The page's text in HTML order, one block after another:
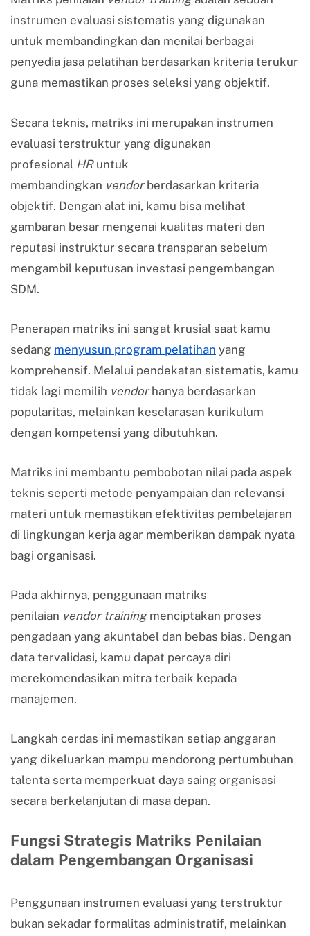
instrumen evaluasi sistematis yang digunakan
untuk membandingkan dan menilai berbagai
penyedia jasa pelatihan berdasarkan kriteria terukur
guna memastikan proses seleksi yang objektif.
Secara teknis, matriks ini merupakan instrumen
evaluasi terstruktur yang digunakan
profesional HRuntuk
membandingkan vendorberdasarkan kriteria
objektif. Dengan alat ini, kamu bisa melihat
gambaran besar mengenai kualitas materi dan
reputasi instruktur secara transparan sebelum
mengambil keputusan investasi pengembangan
SDM.
Penerapan matriks ini sangat krusial saat kamu
sedang menyusun program pelatihan yang
komprehensif. Melalui pendekatan sistematis, kamu
tidak lagi memilih vendorhanya berdasarkan
popularitas, melainkan keselarasan kurikulum
dengan kompetensi yang dibutuhkan.
Matriks ini membantu pembobotan nilai pada aspek
teknis seperti metode penyampaian dan relevansi
materi untuk memastikan efektivitas pembelajaran
di lingkungan kerja agar memberikan dampak nyata
bagi organisasi.
Pada akhirnya, penggunaan matriks
penilaian vendor trainingmenciptakan proses
pengadaan yang akuntabel dan bebas bias. Dengan
data tervalidasi, kamu dapat percaya diri
merekomendasikan mitra terbaik kepada
manajemen.
Langkah cerdas ini memastikan setiap anggaran
yang dikeluarkan mampu mendorong pertumbuhan
talenta serta memperkuat daya saing organisasi
secara berkelanjutan di masa depan.
Fungsi Strategis Matriks Penilaian
dalam Pengembangan Organisasi
Penggunaan instrumen evaluasi yang terstruktur
bukan sekadar formalitas administratif, melainkan